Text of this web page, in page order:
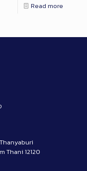
Read more
Thani 12120